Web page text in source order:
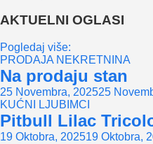
AKTUELNI OGLASI
Pogledaj više:
PRODAJA NEKRETNINA
Na prodaju stan
25 Novembra, 202525
KUĆNI LJUBIMCI
Pitbull Lilac
19 Oktobra, 202519 Oktobra,